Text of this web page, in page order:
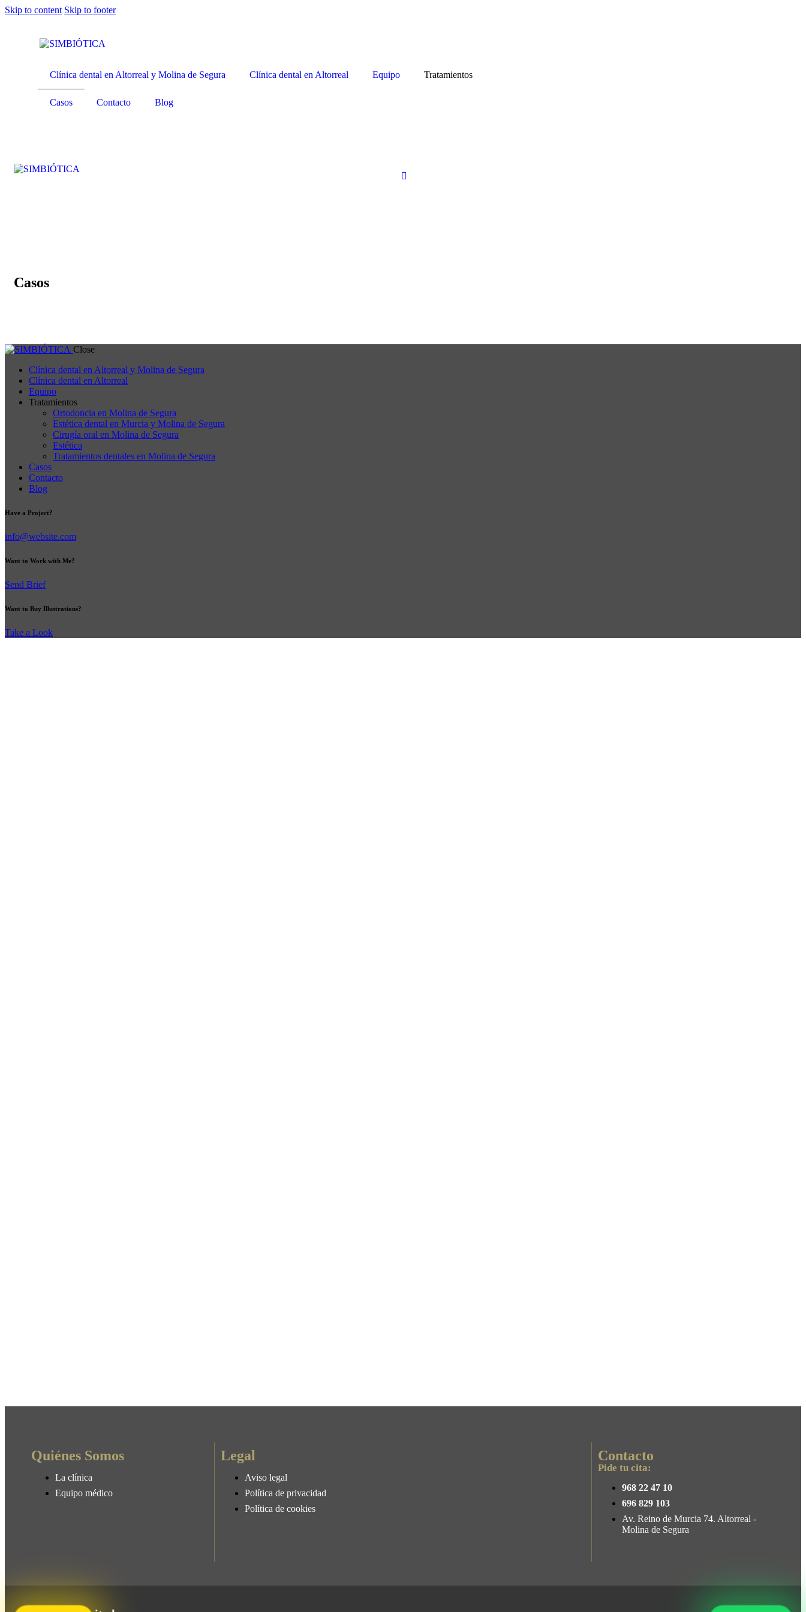
Skip to content Skip to footer
Clínica dental en Altorreal y Molina de Segura Clínica dental en Altorreal Equipo Tratamientos
Casos Contacto Blog
Casos
Close
Clínica dental en Altorreal y Molina de Segura
Clínica dental en Altorreal
Equipo
Tratamientos
Ortodoncia en Molina de Segura
Estética dental en Murcia y Molina de Segura
Cirugía oral en Molina de Segura
Estética
Tratamientos dentales en Molina de Segura
Casos
Contacto
Blog
Have a Project?
info@website.com
Want to Work with Me?
Send Brief
Want to Buy Illustrations?
Take a Look
Quiénes Somos
La clínica
Equipo médico
Legal
Aviso legal
Política de privacidad
Política de cookies
Contacto
Pide tu cita:
968 22 47 10
696 829 103
Av. Reino de Murcia 74. Altorreal -
Molina de Segura